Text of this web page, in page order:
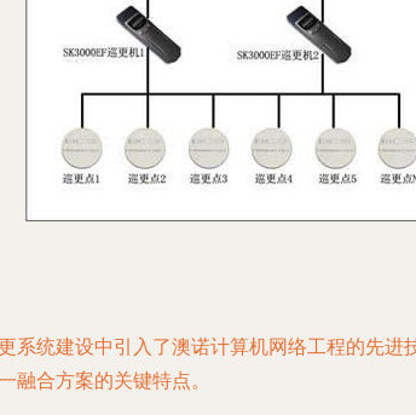
系统建设中引入了澳诺计算机网络工程的先
融合方案的关键特点。